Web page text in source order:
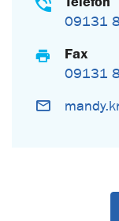
09131
Fax
09131